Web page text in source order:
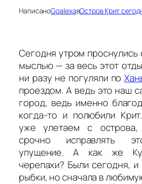
НаписаноGoalexaвОстров Крит
Сегодня утром
мыслью — за весь этот
ни разу не погуляли по
проездом. А ведь это наш
город, ведь именно
когда-то и полюбили
уже улетаем с острова,
срочно исправлять
упущение. А как же
черепахи? Были сегодня, и
рыбки, но сначала в